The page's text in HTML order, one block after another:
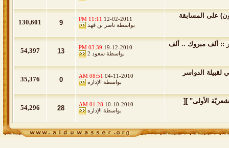
على المسابقة 12-02-2011
11:11 PM
بواسطة ناصر بن فهد 9
130,601
:: ألف مبروك .. ألف 19-12-2010
03:39 PM
بواسطة سعود 2 13
54,397
الدواسر 04-11-2010
08:51 AM
بواسطة الإداره 0
35,376
الأولى" ][ 10-10-2010
01:28 AM
بواسطة الإداره 28
54,296